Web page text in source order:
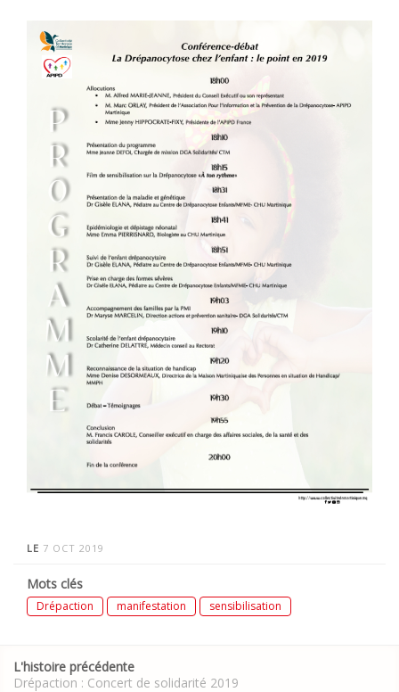
LE 7 OCT 2019
Mots clés
Drépaction manifestation sensibilisation
navigation
L'histoire précédente
Drépaction : Concert de solidarité 2019